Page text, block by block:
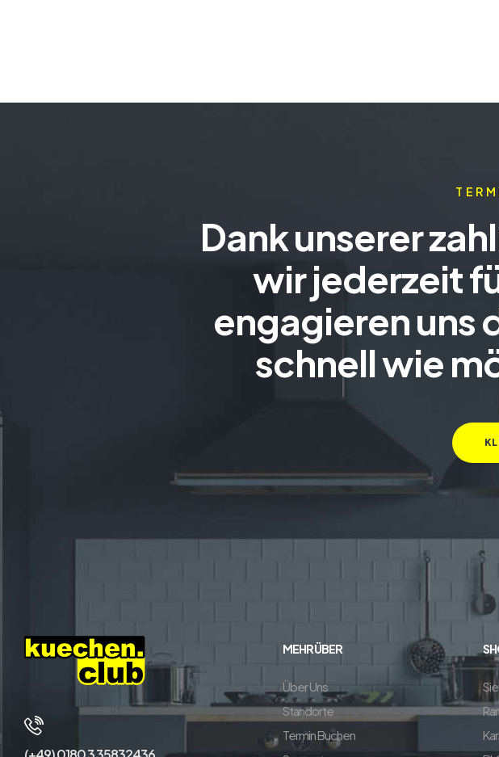
Dank unserer
wir jederzeit
engagieren uns
schnell wie
MEHR ÜBER
Über Uns
Standorte
Termin Buchen